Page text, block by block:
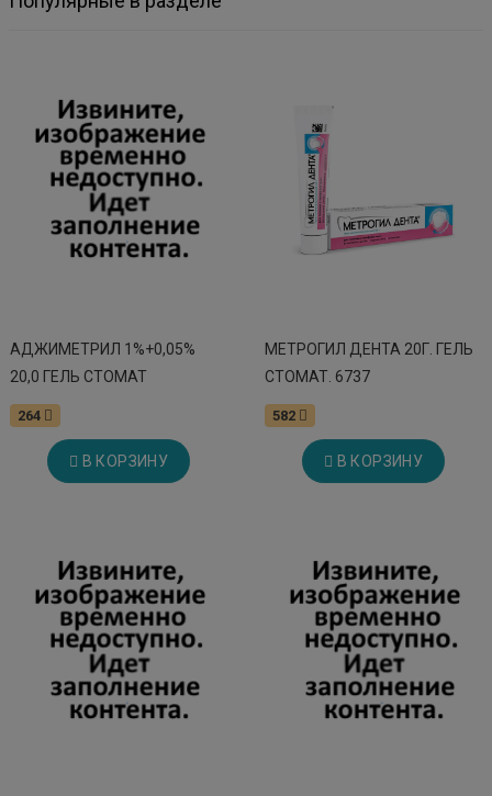
АДЖИМЕТРИЛ 1%+0,05%
20,0 ГЕЛЬ СТОМАТ
264
В КОРЗИНУ
МЕТРОГИЛ ДЕНТА 20Г. ГЕЛЬ
СТОМАТ. 6737
582
В КОРЗИНУ